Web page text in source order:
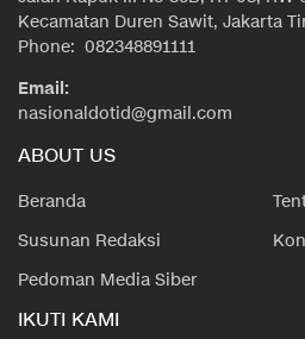
Kecamatan Duren Sawit, Jakarta
Phone: 082348891111
Email:
nasionaldotid@gmail.com
ABOUT US
Beranda
Susunan Redaksi
Pedoman Media Siber
IKUTI KAMI